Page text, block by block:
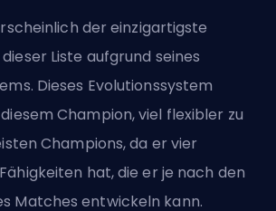
der einzigartigste
Liste aufgrund seines
Dieses Evolutionssystem
Champion, viel flexibler zu
Champions, da er vier
hat, die er je nach den
Matches entwickeln kann.